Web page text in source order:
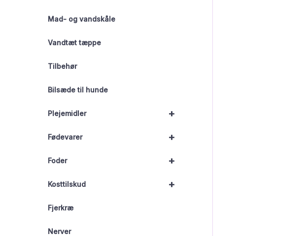
Mad- og vandskåle
Vandtæt tæppe
Tilbehør
Bilsæde til hunde
+
Plejemidler
+
Fødevarer
+
Foder
+
Kosttilskud
Fjerkræ
Nerver